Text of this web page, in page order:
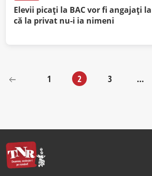
Elevii picaţi la BAC vor fi angajaţi
că la privat nu-i ia nimeni
1 2 3 …